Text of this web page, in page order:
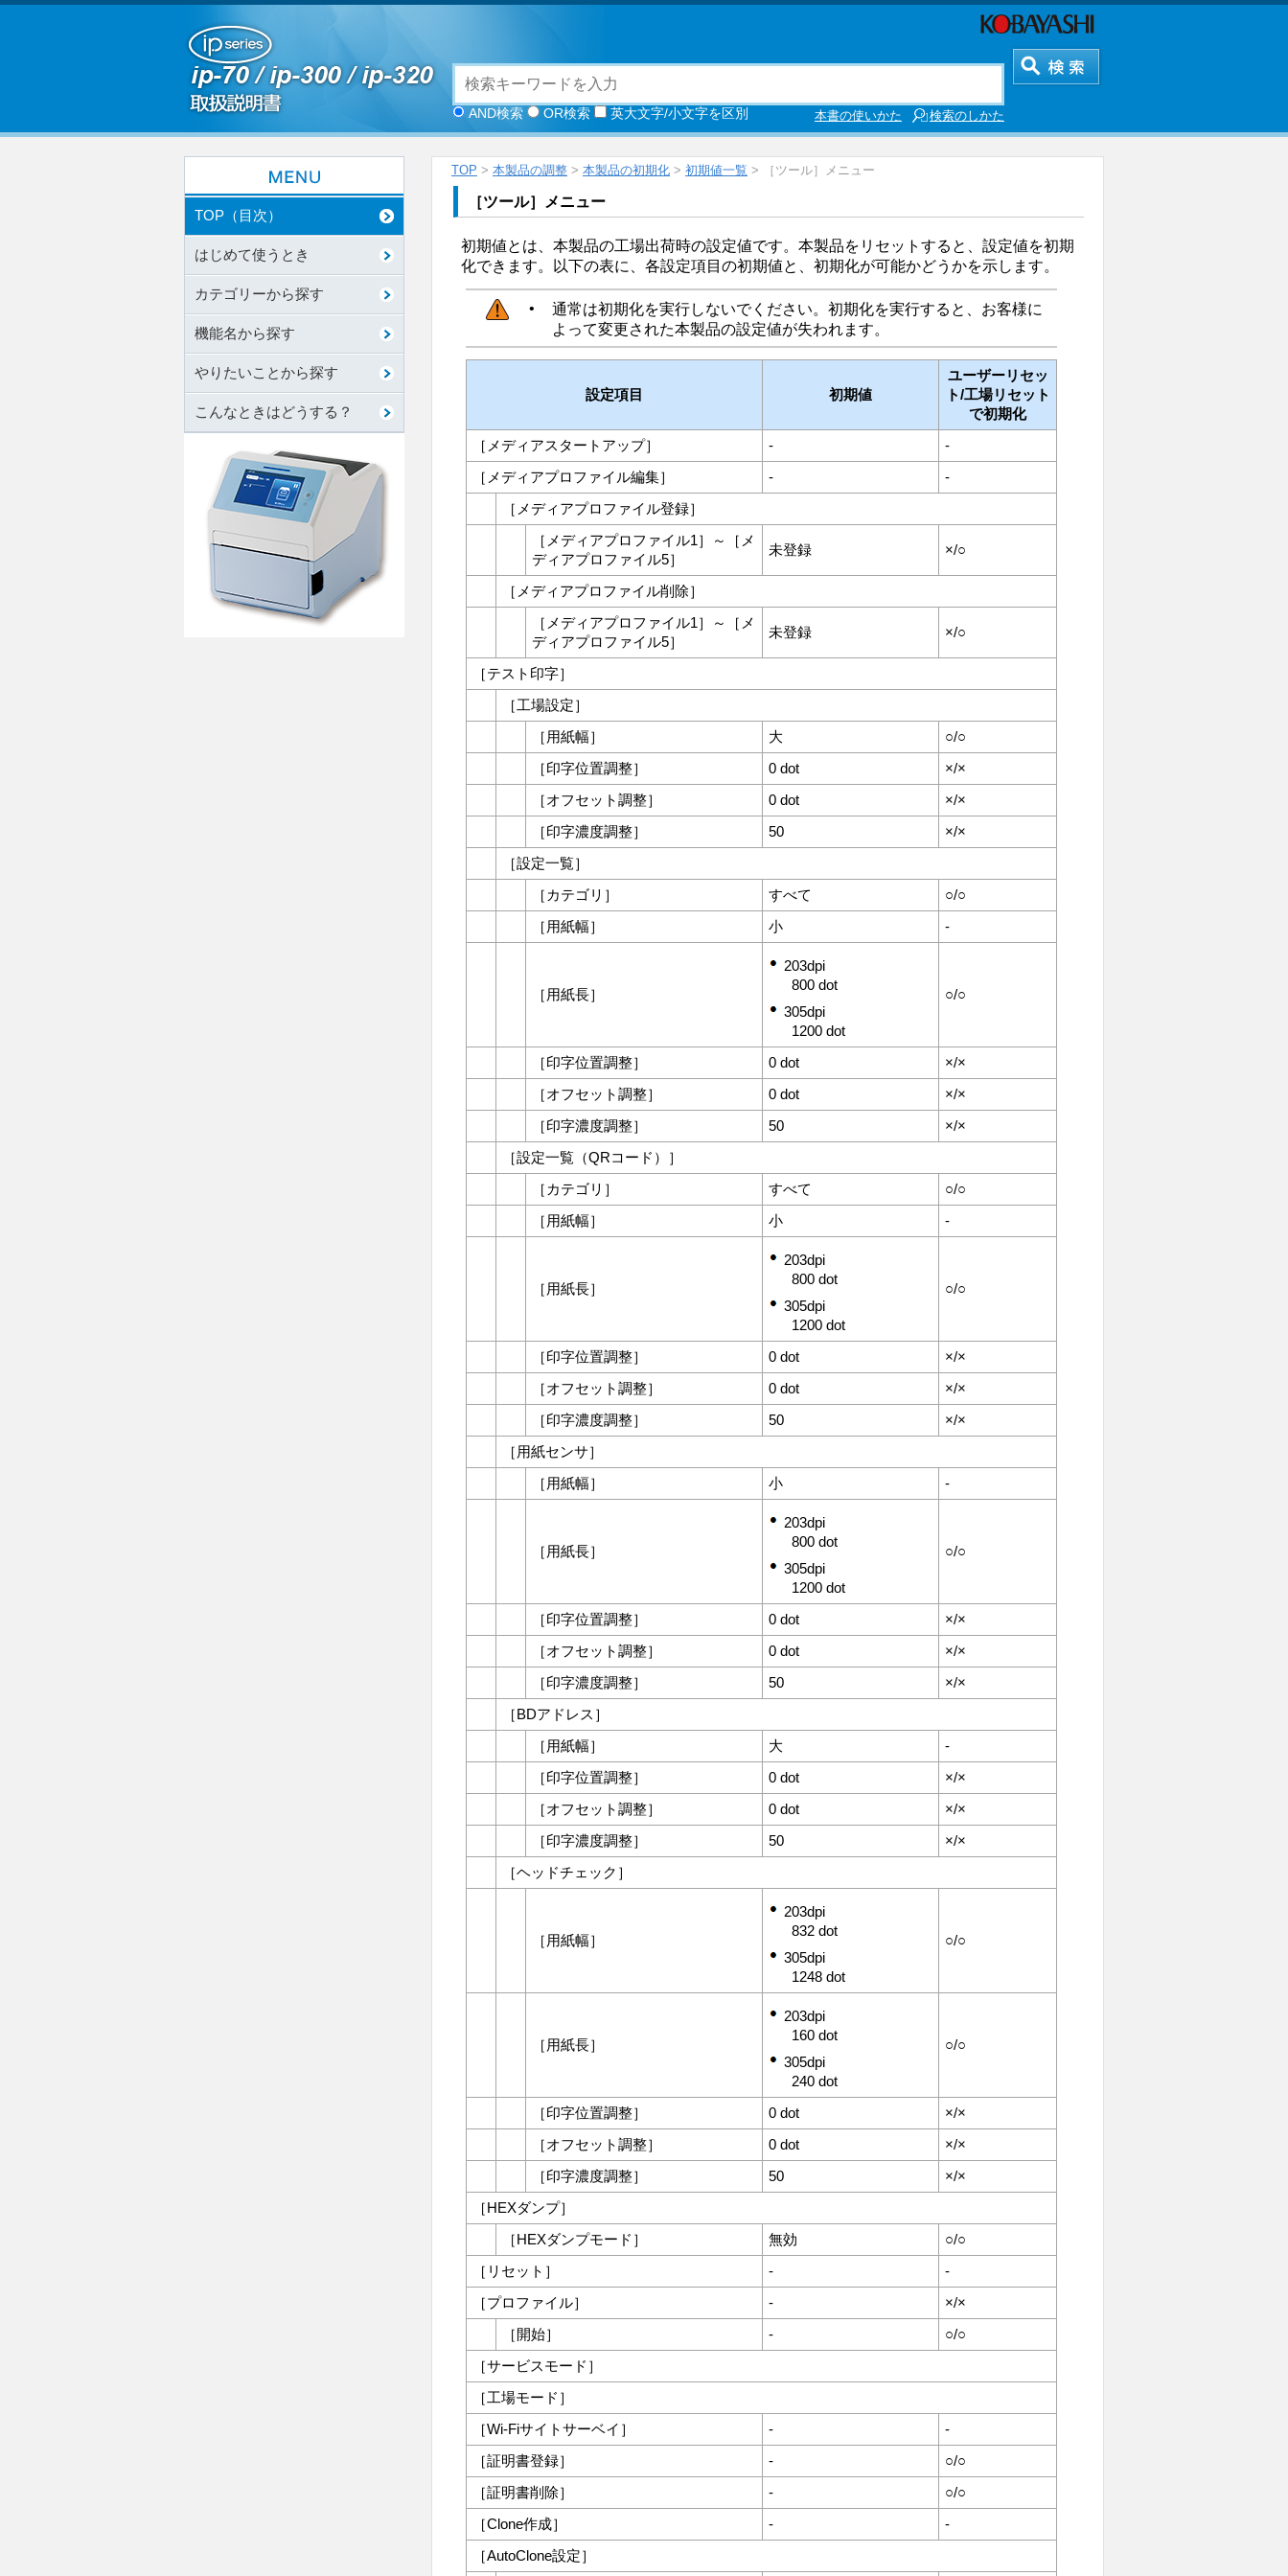
AND検索 OR検索 英大文字/小文字を区別 検索のしかた
本書の使いかた
TOP（目次）
はじめて使うとき
カテゴリーから探す
機能名から探す
やりたいことから探す
こんなときはどうする？
TOP > 本製品の調整 > 本製品の初期化 > 初期値一覧 > ［ツール］メニュー
［ツール］ メニュー
初期値とは、本製品の工場出荷時の設定値です。本製品をリセットすると、設定値を初期
化できます。以下の表に、各設定項目の初期値と、初期化が可能かどうかを示します。
•
通常は初期化を実行しないでください。初期化を実行すると、お客様に
よって変更された本製品の設定値が失われます。
設定項目 初期値
ユーザーリセッ
ト/工場リセット
で初期化
［ メディアスタートアップ］ - -
［ メディアプロファイル編集］ - -
［ メディアプロファイル登録］
［ メディアプロファイル1］ ～ ［ メ
ディアプロファイル5］
未登録 ×/○
［ メディアプロファイル削除］
［ メディアプロファイル1］ ～ ［ メ
ディアプロファイル5］
未登録 ×/○
［テスト印字］
［工場設定］
［ 用紙幅］ 大 ○/○
［印字位置調整］ 0 dot ×/×
［オフセット調整］ 0 dot ×/×
［印字濃度調整］ 50 ×/×
［設定一覧］
［ カテゴリ ］ すべて ○/○
［ 用紙幅］ 小 -
［ 用紙長］
203dpi
800 dot
305dpi
1200 dot
○/○
［印字位置調整］ 0 dot ×/×
［オフセット調整］ 0 dot ×/×
［印字濃度調整］ 50 ×/×
［設定一覧（QRコード） ］
［ カテゴリ ］ すべて ○/○
［ 用紙幅］ 小 -
［ 用紙長］
203dpi
800 dot
305dpi
1200 dot
○/○
［印字位置調整］ 0 dot ×/×
［オフセット調整］ 0 dot ×/×
［印字濃度調整］ 50 ×/×
［ 用紙センサ］
［ 用紙幅］ 小 -
［ 用紙長］
203dpi
800 dot
305dpi
1200 dot
○/○
［印字位置調整］ 0 dot ×/×
［オフセット調整］ 0 dot ×/×
［印字濃度調整］ 50 ×/×
［ BDアドレス ］
［ 用紙幅］ 大 -
［印字位置調整］ 0 dot ×/×
［オフセット調整］ 0 dot ×/×
［印字濃度調整］ 50 ×/×
［ヘッドチェック ］
［ 用紙幅］
203dpi
832 dot
305dpi
1248 dot
○/○
［ 用紙長］
203dpi
160 dot
305dpi
240 dot
○/○
［印字位置調整］ 0 dot ×/×
［オフセット調整］ 0 dot ×/×
［印字濃度調整］ 50 ×/×
［ HEXダンプ］
［ HEXダンプモード ］ 無効 ○/○
［ リセット ］ - -
［プロファイル］ - ×/×
［ 開始］ - ○/○
［サービスモード ］
［工場モード ］
［Wi-Fiサイトサーベイ ］ - -
［証明書登録］ - ○/○
［証明書削除］ - ○/○
［Clone作成］ - -
［AutoClone設定］